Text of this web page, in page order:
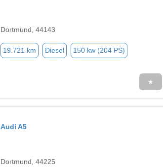
Dortmund, 44143
19.721 km Diesel 150 kw (204 PS)
★
Audi A5
Dortmund, 44225